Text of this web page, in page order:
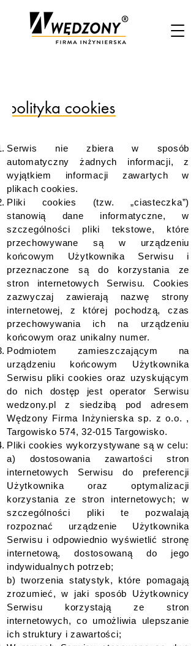
Serwis nie zbiera w sposób
automatyczny żadnych informacji, z
wyjątkiem informacji zawartych w
plikach cookies.
Pliki cookies (tzw. „ciasteczka”)
stanowią dane informatyczne, w
szczególności pliki tekstowe, które
przechowywane są w urządzeniu
końcowym Użytkownika Serwisu i
przeznaczone są do korzystania ze
stron internetowych Serwisu. Cookies
zazwyczaj zawierają nazwę strony
internetowej, z której pochodzą, czas
przechowywania ich na urządzeniu
końcowym oraz unikalny numer.
Podmiotem zamieszczającym na
urządzeniu końcowym Użytkownika
Serwisu pliki cookies oraz uzyskującym
do nich dostęp jest operator Serwisu
wedzony.pl z siedzibą pod adresem
Wędzony Firma Inżynierska sp. z o.o. ,
Targowisko 574, 32-015 Targowisko.
Pliki cookies wykorzystywane są w celu:
a) dostosowania zawartości stron
internetowych Serwisu do preferencji
Użytkownika oraz optymalizacji
korzystania ze stron internetowych; w
szczególności pliki te pozwalają
rozpoznać urządzenie Użytkownika
Serwisu i odpowiednio wyświetlić stronę
internetową, dostosowaną do jego
indywidualnych potrzeb;
b) tworzenia statystyk, które pomagają
zrozumieć, w jaki sposób Użytkownicy
Serwisu korzystają ze stron
internetowych, co umożliwia ulepszanie
ich struktury i zawartości;